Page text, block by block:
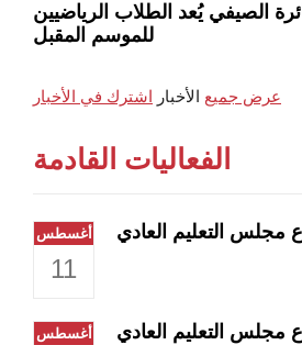
الصيفي يُعد الطلاب الرياضيين
للموسم المقبل
عرض جميع الأخبار اشترك في الأخبار
الفعاليات القادمة
أغسطس
11
مجلس التعليم العادي
أغسطس مجلس التعليم العادي